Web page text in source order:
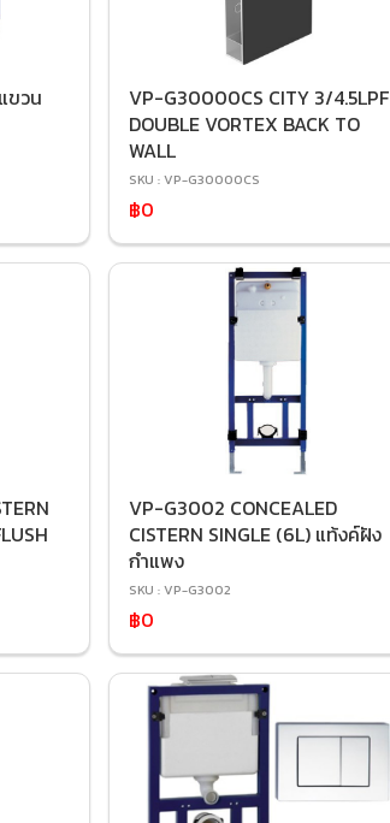
ขวน
VP-G30000CS CITY 3/4.5LPF
DOUBLE VORTEX BACK TO
WALL
SKU : VP-G30000CS
฿0
VP-G3002 CONCEALED
CISTERN SINGLE (6L) แท้งค์ฝัง
กำแพง
SKU : VP-G3002
฿0